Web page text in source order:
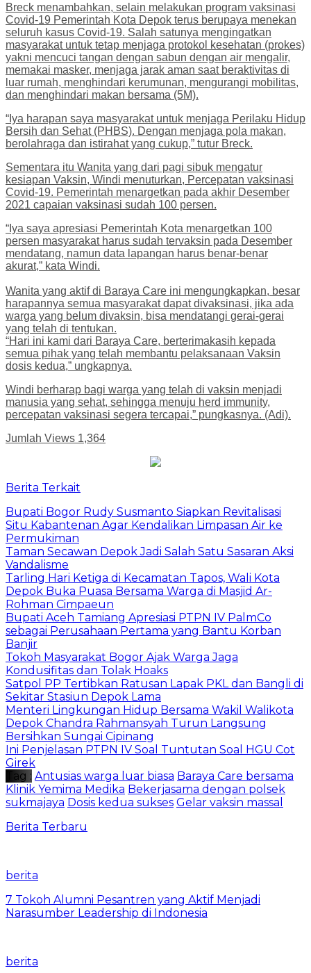
Breck menambahkan, selain melakukan program vaksinasi
Covid-19 Pemerintah Kota Depok terus berupaya menekan
seluruh kasus Covid-19. Salah satunya mengingatkan
masyarakat untuk tetap menjaga protokol kesehatan (prokes)
yakni mencuci tangan dengan sabun dengan air mengalir,
memakai masker, menjaga jarak aman saat beraktivitas di
luar rumah, menghindari kerumunan, mengurangi mobilitas,
dan menghindari makan bersama (5M).
“Iya harapan saya masyarakat untuk menjaga Perilaku Hidup
Bersih dan Sehat (PHBS). Dengan menjaga pola makan,
berolahraga dan istirahat yang cukup,” tutur Breck.
Sementara itu Wanita yang dari pagi sibuk mengatur
kesiapan Vaksin, Windi menuturkan, Percepatan vaksinasi
Covid-19. Pemerintah menargetkan pada akhir Desember
2021 capaian vaksinasi sudah 100 persen.
“Iya saya apresiasi Pemerintah Kota menargetkan 100
persen masyarakat harus sudah tervaksin pada Desember
mendatang, namun data lapangan harus benar-benar
akurat,” kata Windi.
Wanita yang aktif di Baraya Care ini mengungkapkan, besar
harapannya semua masyarakat dapat divaksinasi, jika ada
warga yang belum divaksin, bisa mendatangi gerai-gerai
yang telah di tentukan.
“Hari ini kami dari Baraya Care, berterimakasih kepada
semua pihak yang telah membantu pelaksanaan Vaksin
dosis kedua,” ungkapnya.
Windi berharap bagi warga yang telah di vaksin menjadi
manusia yang sehat, sehingga menuju herd immunity,
percepatan vaksinasi segera tercapai,” pungkasnya. (Adi).
Jumlah Views 1,364
Berita Terkait
Bupati Bogor Rudy Susmanto Siapkan Revitalisasi
Situ Kabantenan Agar Kendalikan Limpasan Air ke
Permukiman
Taman Secawan Depok Jadi Salah Satu Sasaran Aksi
Vandalisme
Tarling Hari Ketiga di Kecamatan Tapos, Wali Kota
Depok Buka Puasa Bersama Warga di Masjid Ar-
Rohman Cimpaeun
Bupati Aceh Tamiang Apresiasi PTPN IV PalmCo
sebagai Perusahaan Pertama yang Bantu Korban
Banjir
Tokoh Masyarakat Bogor Ajak Warga Jaga
Kondusifitas dan Tolak Hoaks
Satpol PP Tertibkan Ratusan Lapak PKL dan Bangli di
Sekitar Stasiun Depok Lama
Menteri Lingkungan Hidup Bersama Wakil Walikota
Depok Chandra Rahmansyah Turun Langsung
Bersihkan Sungai Cipinang
Ini Penjelasan PTPN IV Soal Tuntutan Soal HGU Cot
Girek
Tag : Antusias warga luar biasa Baraya Care bersama
Klinik Yemima Medika Bekerjasama dengan polsek
sukmajaya Dosis kedua sukses Gelar vaksin massal
Berita Terbaru
berita
7 Tokoh Alumni Pesantren yang Aktif Menjadi
Narasumber Leadership di Indonesia
berita